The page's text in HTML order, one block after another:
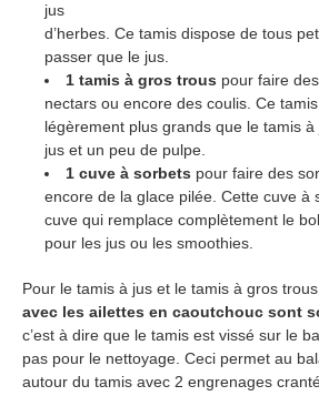
jus
d’herbes. Ce tamis dispose de tous
passer que le jus.
1 tamis à gros trous pour faire
nectars ou encore des coulis. Ce
légèrement plus grands que le tamis
jus et un peu de pulpe.
1 cuve à sorbets pour faire des
encore de la glace pilée. Cette cuve à
cuve qui remplace complètement le
pour les jus ou les smoothies.
Pour le tamis à jus et le tamis à gros trous,
avec les ailettes en caoutchouc sont
c’est à dire que le tamis est vissé sur le
pas pour le nettoyage. Ceci permet au
autour du tamis avec 2 engrenages